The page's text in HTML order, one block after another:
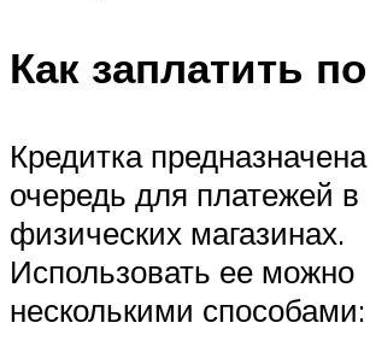
Как заплатить
Кредитка
очередь для платежей в
физических магазинах.
Использовать ее можно
несколькими способами: